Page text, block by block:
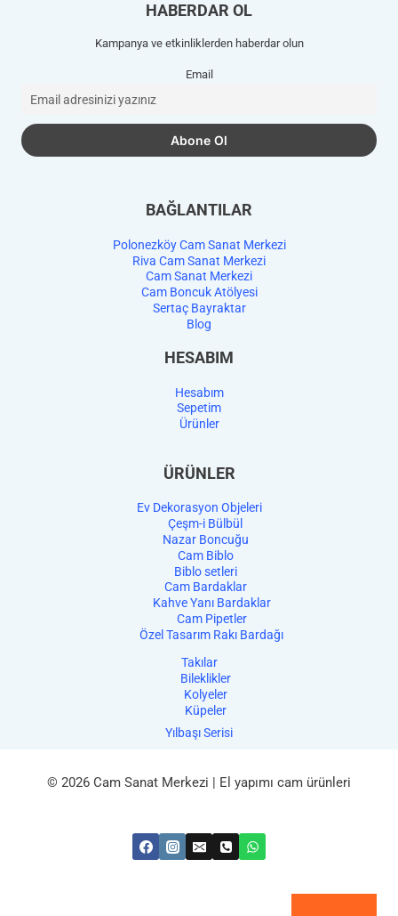
HABERDAR OL
Kampanya ve etkinliklerden haberdar olun
Email
BAĞLANTILAR
Polonezköy Cam Sanat Merkezi
Riva Cam Sanat Merkezi
Cam Sanat Merkezi
Cam Boncuk Atölyesi
Sertaç Bayraktar
Blog
HESABIM
Hesabım
Sepetim
Ürünler
ÜRÜNLER
Ev Dekorasyon Objeleri
Çeşm-i Bülbül
Nazar Boncuğu
Cam Biblo
Biblo setleri
Cam Bardaklar
Kahve Yanı Bardaklar
Cam Pipetler
Özel Tasarım Rakı Bardağı
Takılar
Bileklikler
Kolyeler
Küpeler
Yılbaşı Serisi
© 2026 Cam Sanat Merkezi | El yapımı cam ürünleri